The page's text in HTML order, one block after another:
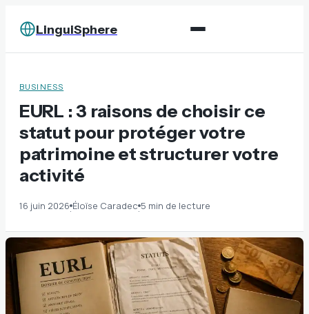
LinguiSphere
BUSINESS
EURL : 3 raisons de choisir ce
statut pour protéger votre
patrimoine et structurer votre
activité
16 juin 2026·Éloïse Caradec·5 min de lecture